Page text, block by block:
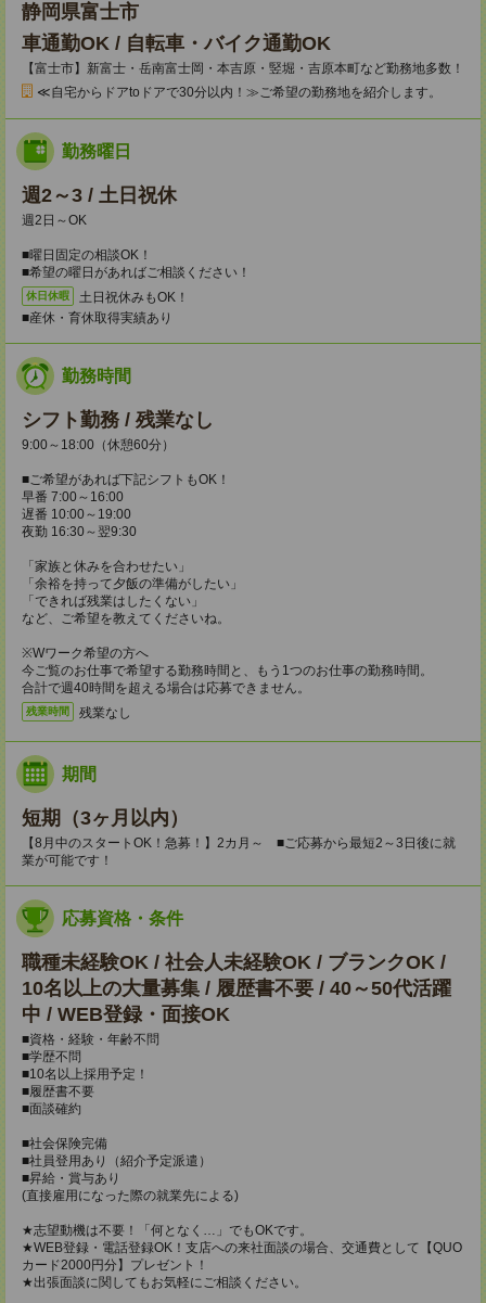
静岡県富士市
車通勤OK / 自転車・バイク通勤OK
【富士市】新富士・岳南富士岡・本吉原・竪堀・吉原本町など勤務地多数！
≪自宅からドアtoドアで30分以内！≫ご希望の勤務地を紹介します。
勤務曜日
週2～3 / 土日祝休
週2日～OK
■曜日固定の相談OK！
■希望の曜日があればご相談ください！
休日休暇
土日祝休みもOK！
■産休・育休取得実績あり
勤務時間
シフト勤務 / 残業なし
9:00～18:00（休憩60分）
■ご希望があれば下記シフトもOK！
早番 7:00～16:00
遅番 10:00～19:00
夜勤 16:30～翌9:30
「家族と休みを合わせたい」
「余裕を持って夕飯の準備がしたい」
「できれば残業はしたくない」
など、ご希望を教えてくださいね。
※Wワーク希望の方へ
今ご覧のお仕事で希望する勤務時間と、もう1つのお仕事の勤務時間。
合計で週40時間を超える場合は応募できません。
残業時間 残業なし
期間
短期（3ヶ月以内）
【8月中のスタートOK！急募！】2カ月～ ■ご応募から最短2～3日後に就
業が可能です！
応募資格・条件
職種未経験OK / 社会人未経験OK / ブランクOK /
10名以上の大量募集 / 履歴書不要 / 40～50代活躍
中 / WEB登録・面接OK
■資格・経験・年齢不問
■学歴不問
■10名以上採用予定！
■履歴書不要
■面談確約
■社会保険完備
■社員登用あり（紹介予定派遣）
■昇給・賞与あり
(直接雇用になった際の就業先による)
★志望動機は不要！「何となく…」でもOKです。
★WEB登録・電話登録OK！支店への来社面談の場合、交通費として【QUO
カード2000円分】プレゼント！
★出張面談に関してもお気軽にご相談ください。